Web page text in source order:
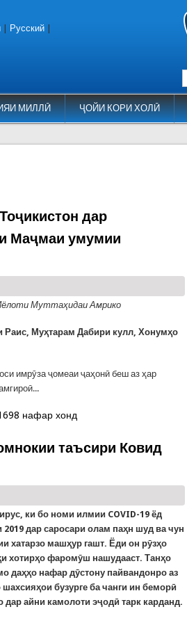
МИЛЛӢ ҶОЙИ КОРИ ХОЛӢ
Русский
дар
Маҷмаи умумии
Муттаҳидаи Амрико
Раис, Муҳтарам Дабири кулл, Хонумҳо
имрӯза ҷомеаи ҷаҳонӣ беш аз ҳар
Суханронии Президенти Ҷумҳурии
78-уми Маҷмаи умумии Созмони
нафар хонд
таъсири Ковид
ки бо номи илмии COVID-19 ёд
дар саросари олам паҳн шуд ва чун
хатарзо машҳур гашт. Ёди он рӯзҳо
хотирҳо фаромӯш нашудааст. Танҳо
даҳҳо нафар дӯстону пайвандонро аз
бузурге ба чанги ин беморӣ
айни камолоти эҷодӣ тарк карданд.